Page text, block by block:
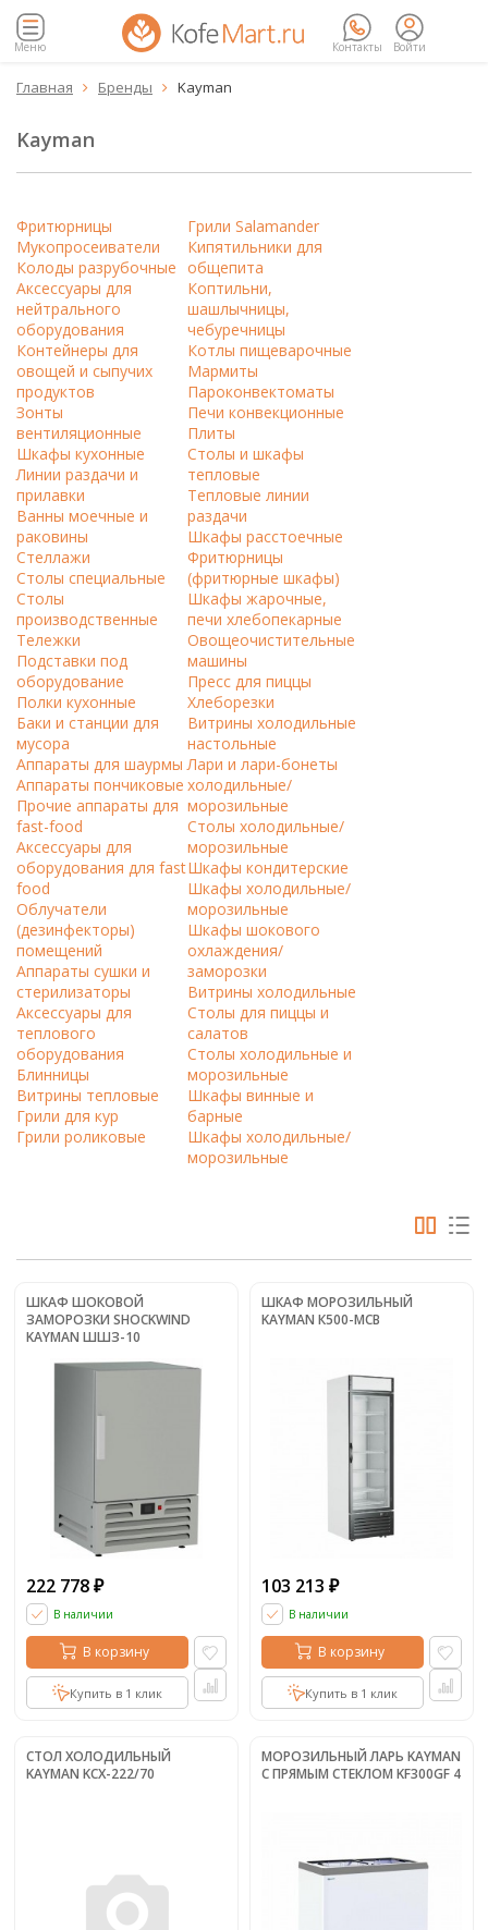
Меню Контакты Войти
Главная  Бренды  Kayman
Kayman
Фритюрницы
Мукопросеиватели
Колоды разрубочные
Аксессуары для
нейтрального
оборудования
Контейнеры для
овощей и сыпучих
продуктов
Зонты
вентиляционные
Шкафы кухонные
Линии раздачи и
прилавки
Ванны моечные и
раковины
Стеллажи
Столы специальные
Столы
производственные
Тележки
Подставки под
оборудование
Полки кухонные
Баки и станции для
мусора
Аппараты для шаурмы
Аппараты пончиковые
Прочие аппараты для
fast-food
Аксессуары для
оборудования для fast
food
Облучатели
(дезинфекторы)
помещений
Аппараты сушки и
стерилизаторы
Аксессуары для
теплового
оборудования
Блинницы
Витрины тепловые
Грили для кур
Грили роликовые
Грили Salamander
Кипятильники для
общепита
Коптильни,
шашлычницы,
чебуречницы
Котлы пищеварочные
Мармиты
Пароконвектоматы
Печи конвекционные
Плиты
Столы и шкафы
тепловые
Тепловые линии
раздачи
Шкафы расстоечные
Фритюрницы
(фритюрные шкафы)
Шкафы жарочные,
печи хлебопекарные
Овощеочистительные
машины
Пресс для пиццы
Хлеборезки
Витрины холодильные
настольные
Лари и лари-бонеты
холодильные/
морозильные
Столы холодильные/
морозильные
Шкафы кондитерские
Шкафы холодильные/
морозильные
Шкафы шокового
охлаждения/
заморозки
Витрины холодильные
Столы для пиццы и
салатов
Столы холодильные и
морозильные
Шкафы винные и
барные
Шкафы холодильные/
морозильные
ШКАФ ШОКОВОЙ
ЗАМОРОЗКИ SHOCKWIND
KAYMAN ШШЗ-10
222 778 ₽
В наличии
В корзину
Купить в 1 клик
ШКАФ МОРОЗИЛЬНЫЙ
KAYMAN К500-МСВ
103 213 ₽
В наличии
В корзину
Купить в 1 клик
СТОЛ ХОЛОДИЛЬНЫЙ
KAYMAN KСХ-222/70
МОРОЗИЛЬНЫЙ ЛАРЬ KAYMAN
С ПРЯМЫМ СТЕКЛОМ KF300GF 4